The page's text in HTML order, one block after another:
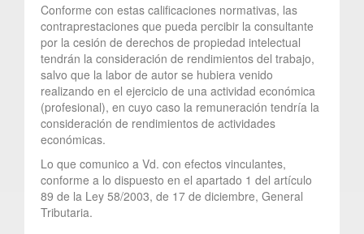
Conforme con estas calificaciones normativas, las
contraprestaciones que pueda percibir la consultante
por la cesión de derechos de propiedad intelectual
tendrán la consideración de rendimientos del trabajo,
salvo que la labor de autor se hubiera venido
realizando en el ejercicio de una actividad económica
(profesional), en cuyo caso la remuneración tendría la
consideración de rendimientos de actividades
económicas.
Lo que comunico a Vd. con efectos vinculantes,
conforme a lo dispuesto en el apartado 1 del artículo
89 de la Ley 58/2003, de 17 de diciembre, General
Tributaria.